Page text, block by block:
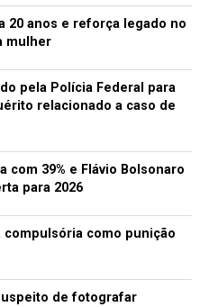
indissolúvel destes dois
foram companheiros na
entre os dois rivais
enfrentava problemas com
seu acidente fatal.
mensagem via rádio de
outro motivo de desgosto
no filme dando
20 anos e reforça legado no
mulher
pela Polícia Federal para
relacionado a caso de
com 39% e Flávio Bolsonaro
para 2026
como punição
de fotografar